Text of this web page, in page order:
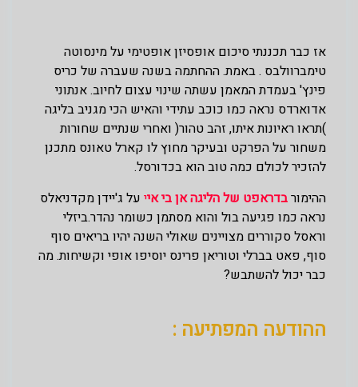
אז כבר תכננתי סיכום אופסיזן אופטימי על מינסוטה
טימברוולבס . באמת. ההחתמה בשנה שעברה של כריס
פינץ' בעמדת המאמן עשתה שינוי עצום לחיוב. אנתוני
אדוארדס נראה כמו כוכב עתידי והאיש הכי מגניב בליגה
)תראו ראיונות איתו, זהב טהור( ואחרי שנתיים שחורות
משחור על הפרקט ובעיקר מחוץ לו קארל טאונס מתכנן
להזכיר לכולם כמה טוב הוא בכדורסל.
ההימורבדראפט של הליגה אן בי איי על ג'יידן מקדניאלס
נראה כמו פגיעה בול והוא מסתמן כשומר נהדר.ביזלי
וראסל סקוררים מצויינים שאולי השנה יהיו בריאים סוף
סוף, פאט בברלי וטוריאן פרינס יוסיפו אופי וקשיחות. מה
כבר יכול להשתבש?
ההודעה המפתיעה :